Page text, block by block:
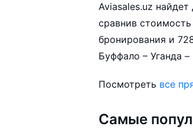
Aviasales.uz
сравнив стоимость
бронирования и
Буффало – Уганда
Посмотреть все
Самые